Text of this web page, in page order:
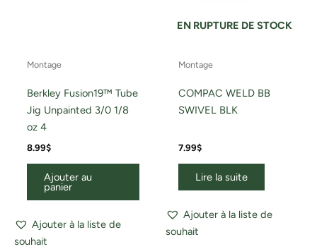
Montage
Berkley Fusion19™ Tube
Jig Unpainted 3/0 1/8
oz 4
8.99$
Ajouter au
panier
Ajouter à la liste de
souhait
EN RUPTURE DE STOCK
Montage
COMPAC WELD BB
SWIVEL BLK
7.99$
Lire la suite
Ajouter à la liste de
souhait